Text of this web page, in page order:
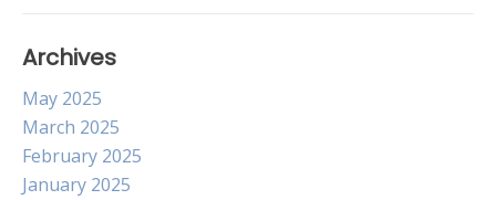
Archives
May 2025
March 2025
February 2025
January 2025